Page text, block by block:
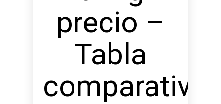
precio –
Tabla
comparativa